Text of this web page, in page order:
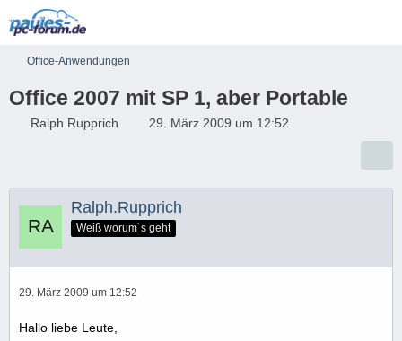
Office-Anwendungen
Office 2007 mit SP 1, aber Portable
Ralph.Rupprich 29. März 2009 um 12:52
Ralph.Rupprich
Weiß worum´s geht
29. März 2009 um 12:52
Hallo liebe Leute,